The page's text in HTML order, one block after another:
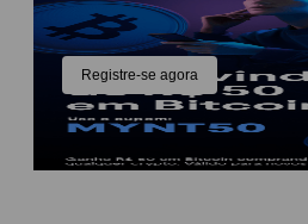
Registre-se agora